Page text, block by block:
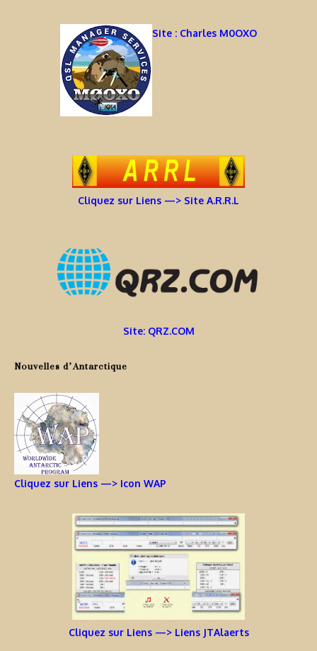
Site : Charles M0OXO
Cliquez sur Liens —> Site A.R.R.L
Site: QRZ.COM
Nouvelles d’Antarctique
Cliquez sur Liens —> Icon WAP
Cliquez sur Liens —> Liens JTAlaerts